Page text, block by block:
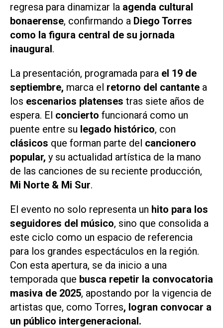
regresa para dinamizar la agenda cultural
bonaerense, confirmando a Diego Torres
como la figura central de su jornada
inaugural .
La presentación, programada para el 19 de
septiembre, marca el retorno del cantante a
los escenarios platenses tras siete años de
espera. El concierto funcionará como un
puente entre su legado histórico, con
clásicos que forman parte del cancionero
popular, y su actualidad artística de la mano
de las canciones de su reciente producción,
Mi Norte & Mi Sur.
El evento no solo representa un hito para los
seguidores del músico, sino que consolida a
este ciclo como un espacio de referencia
para los grandes espectáculos en la región.
Con esta apertura, se da inicio a una
temporada que busca repetir la convocatoria
masiva de 2025, apostando por la vigencia de
artistas que, como Torres, logran convocar a
un público intergeneracional.